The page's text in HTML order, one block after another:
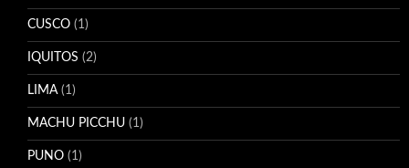
CUSCO (1)
IQUITOS (2)
LIMA(1)
MACHU PICCHU (1)
PUNO (1)